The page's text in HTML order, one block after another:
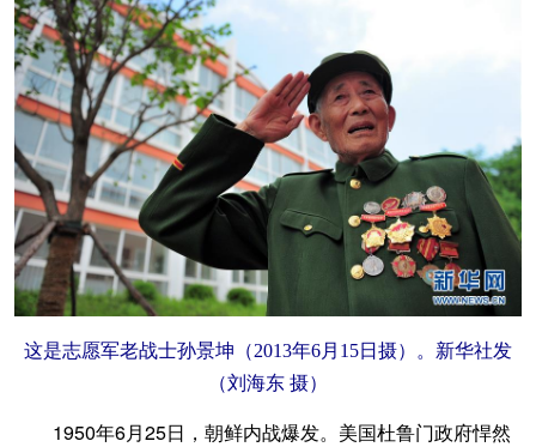
这是志愿军老战士孙景坤（2013年6月15日摄）。新华社发
（刘海东 摄）
1950年6月25日，朝鲜内战爆发。美国杜鲁门政府悍然